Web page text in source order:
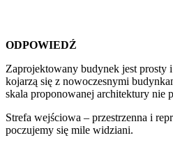
ODPOWIEDŹ
Zaprojektowany budynek jest prosty
kojarzą się z nowoczesnymi
skala proponowanej architektury nie
Strefa wejściowa – przestrzenna i
poczujemy się mile widziani.